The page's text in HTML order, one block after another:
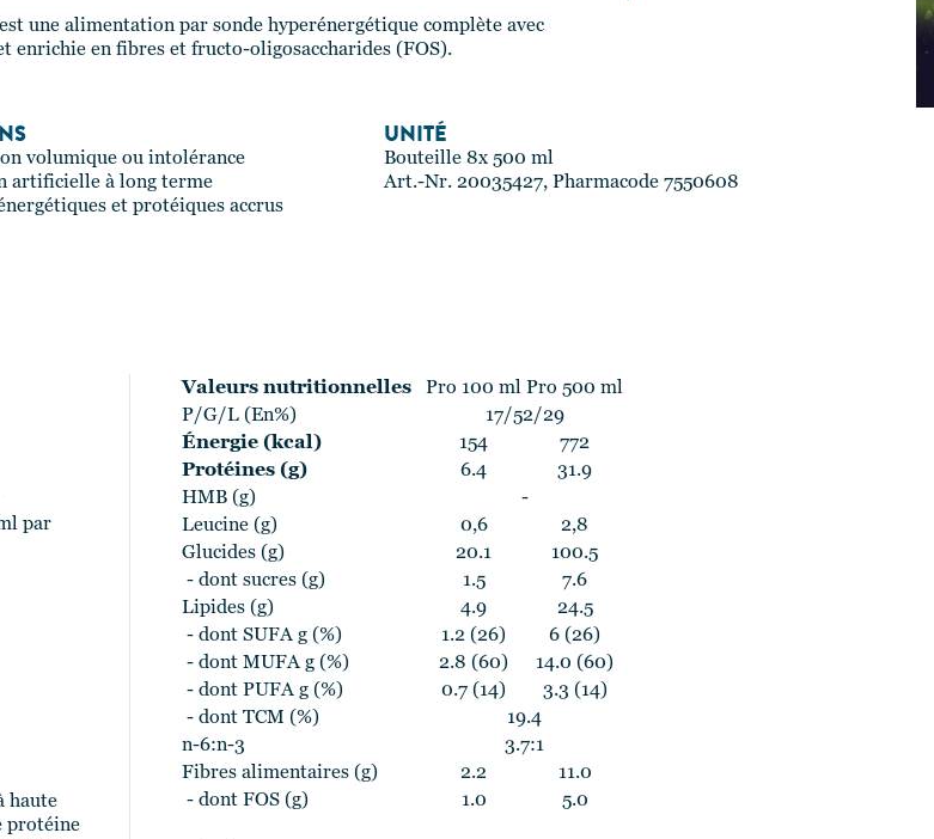
une alimentation par sonde hyperénergétique complète avec
enrichie en fibres et fructo-oligosaccharides (FOS).
volumique ou intolérance
artificielle à long terme
et protéiques accrus
UNITÉ
Bouteille 8x 500 ml
Art.-Nr. 20035427, Pharmacode 7550608
par
haute
protéine
Valeurs nutritionnelles Pro 100 ml Pro 500 ml
P/G/L (En%)
17/52/29
Énergie (kcal)
154
772
Protéines (g)
6.4
31.9
HMB (g)
-
Leucine (g)
0,6
2,8
Glucides (g)
20.1
100.5
- dont sucres (g)
1.5
7.6
Lipides (g)
4.9
24.5
- dont SUFA g (%)
1.2 (26)
6 (26)
- dont MUFA g (%)
2.8 (60)
14.0 (60)
- dont PUFA g (%)
0.7 (14)
3.3 (14)
- dont TCM (%)
19.4
n-6:n-3
3.7:1
Fibres alimentaires (g)
2.2
11.0
- dont FOS (g)
1.0 5.0